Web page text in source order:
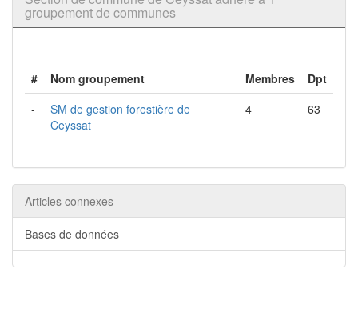
groupement de communes
# Nom groupement Membres
Dpt
-
SM de gestion forestière de
Ceyssat
4 63
Articles connexes
Bases de données